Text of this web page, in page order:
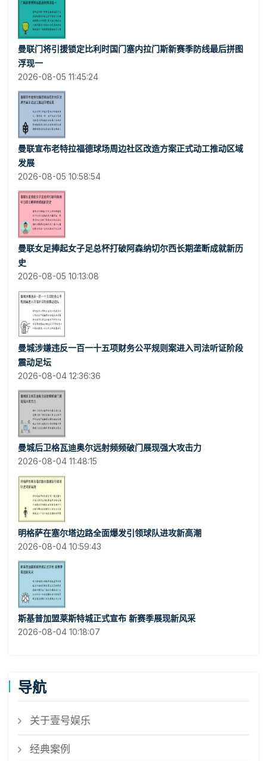
曼联门将引援锁定比利时国门塞内拉门斯新赛季防线最后拼图
浮现一
2026-08-05 11:45:24
曼联宣布老特拉福德球场周边社区改造方案正式动工推动区域
发展
2026-08-05 10:58:54
曼联女足捧起女子足总杯打破阿森纳切尔西长期垄断成就新历
史
2026-08-05 10:13:08
曼城涉嫌违反一百一十五项财务公平规则案进入司法听证阶段
震动足坛
2026-08-04 12:36:36
曼城后卫格瓦迪奥尔远射频频破门展现强大攻击力
2026-08-04 11:48:15
明格萨在塞尔塔边路全面爆发引领球队进攻新高潮
2026-08-04 10:59:43
斯基普加盟莱斯特城正式宣布 新赛季展现新风采
2026-08-04 10:18:07
导航
关于壹号娱乐
经典案例